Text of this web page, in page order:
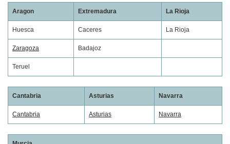
Aragon Extremadura La Rioja
Huesca Caceres La Rioja
Zaragoza Badajoz
Teruel
Cantabria Asturias Navarra
Cantabria Asturias Navarra